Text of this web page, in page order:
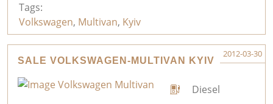
Tags:
Volkswagen, Multivan, Kyiv
SALE VOLKSWAGEN-MULTIVAN KYIV
2012-03-30
Diesel